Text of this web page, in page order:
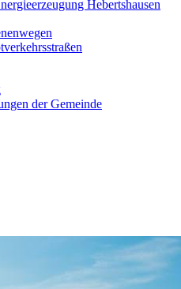
Hebertshausen
der Gemeinde